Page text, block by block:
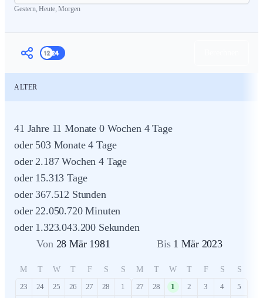
Gestern, Heute, Morgen
ALTER
41 Jahre 11 Monate 0 Wochen 4 Tage
oder 503 Monate 4 Tage
oder 2.187 Wochen 4 Tage
oder 15.313 Tage
oder 367.512 Stunden
oder 22.050.720 Minuten
oder 1.323.043.200 Sekunden
Von 28 Mär 1981
M T W T F S
S
23
24 25 26 27 28
1
Bis 1 Mär 2023
M T W T F S
S
27
28 1 2 3 4
5